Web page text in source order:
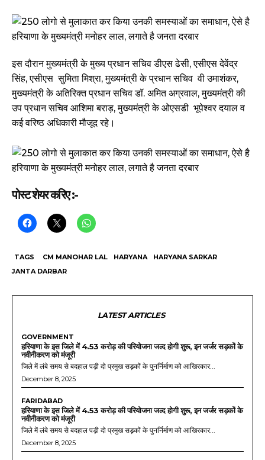
इस दौरान मुख्यमंत्री के मुख्य प्रधान सचिव डीएस ढेसी, एसीएस देवेंद्र
सिंह, एसीएस सुमिता मिश्रा, मुख्यमंत्री के प्रधान सचिव वी उमाशंकर,
मुख्यमंत्री के अतिरिक्त प्रधान सचिव डॉ. अमित अग्रवाल, मुख्यमंत्री की
उप प्रधान सचिव आशिमा बराड़, मुख्यमंत्री के ओएसडी भूपेश्वर दयाल व
कई वरिष्ठ अधिकारी मौजूद रहे।
पोस्ट शेयर करिए :-
TAGS CM MANOHAR LAL HARYANA
HARYANA SARKAR
JANTA DARBAR
LATEST ARTICLES
GOVERNMENT
हरियाणा के इस जिले में 4.53 करोड़ की परियोजना जल्द होगी शुरू, इन जर्जर सड़कों के
नवीनीकरण को मंजूरी
जिले में लंबे समय से बदहाल पड़ी दो प्रमुख सड़कों के पुनर्निर्माण को आखिरकार...
December 8, 2025
FARIDABAD
हरियाणा के इस जिले में 4.53 करोड़ की परियोजना जल्द होगी शुरू, इन जर्जर सड़कों के
नवीनीकरण को मंजूरी
जिले में लंबे समय से बदहाल पड़ी दो प्रमुख सड़कों के पुनर्निर्माण को आखिरकार...
December 8, 2025